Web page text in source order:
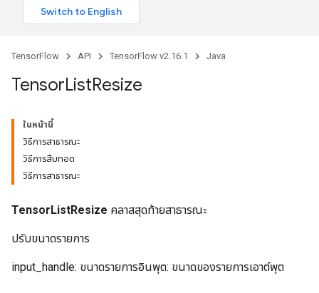
TensorFlow API TensorFlow v2.16.1 Java
TensorListResize
ในหน้านี้
วิธีการสาธารณะ
วิธีการสืบทอด
วิธีการสาธารณะ
TensorListResize คลาสสุดท้ายสาธารณะ
ปรับขนาดรายการ
input_handle: ขนาดรายการอินพุต: ขนาดของรายการเอาต์พุต